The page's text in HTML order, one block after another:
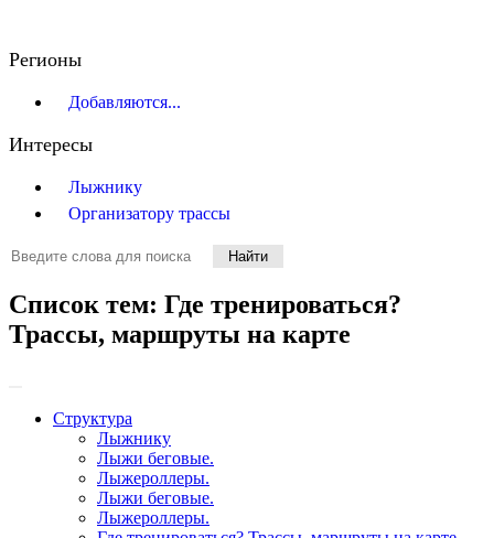
Регионы
Добавляются...
Интересы
Лыжнику
Организатору трассы
Найти
Список тем: Где тренироваться?
Трассы, маршруты на карте
Структура
Лыжнику
Лыжи беговые.
Лыжероллеры.
Лыжи беговые.
Лыжероллеры.